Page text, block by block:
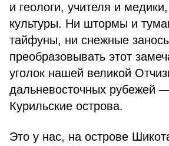
и геологи, учителя и
культуры. Ни штормы и
тайфуны, ни снежные
преобразовывать этот
уголок нашей великой
дальневосточных рубежей
Курильские острова.
Это у нас, на острове